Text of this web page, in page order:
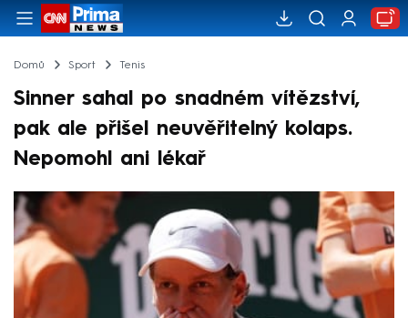
Domů Sport Tenis
Sinner sahal po snadném vítězství,
pak ale přišel neuvěřitelný kolaps.
Nepomohl ani lékař